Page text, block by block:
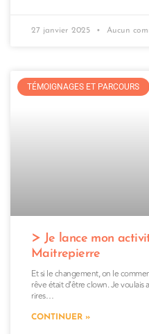
27 janvier 2025 Aucun
TÉMOIGNAGES ET PARCOURS
Je lance mon
Maitrepierre
Et si le changement, on le
rêve était d’être clown. Je
rires…
CONTINUER »